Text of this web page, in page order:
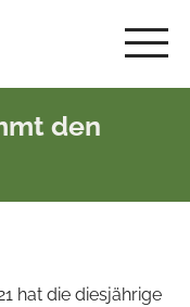
den
hat die diesjährige